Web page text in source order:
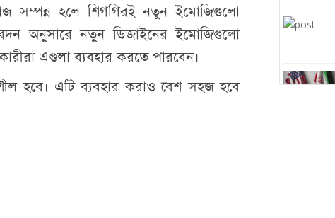
সম্পন্ন হলে শিগগিরই নতুন ইমোজিগুলো
অনুসারে নতুন ডিজাইনের ইমোজিগুলো
এগুলা ব্যবহার করতে পারবেন।
হবে। এটি ব্যবহার করাও বেশ সহজ হবে